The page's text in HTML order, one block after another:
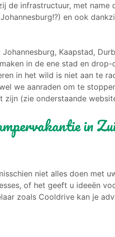
de infrastructuur, met name
en ook
Kaapstad,
in de ene stad en
in het wild is niet aan te
we aanraden om te
zijn (zie onderstaande
in
niet alles doen met
of het geeft u ideeën
zoals Cooldrive kan je